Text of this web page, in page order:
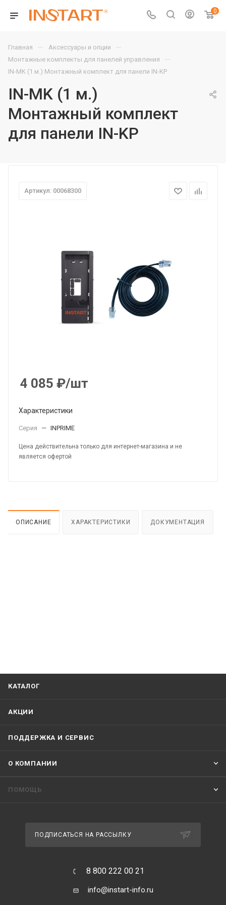
0
Главная — Аксессуары и опции —
Монтажные комплекты для панелей управления —
IN-MK (1 м.) Монтажный комплект для панели IN-KP
IN-MK (1 м.)
Монтажный комплект
для панели IN-KP
Артикул: 00068300
4 085 ₽/шт
Характеристики
Серия — INPRIME
Цена действительна только для интернет-магазина и не
является офертой
ОПИСАНИЕ ХАРАКТЕРИСТИКИ ДОКУМЕНТАЦИЯ
КАТАЛОГ
АКЦИИ
ПОДДЕРЖКА И СЕРВИС
О КОМПАНИИ
ПОМОЩЬ
ПОДПИСАТЬСЯ НА РАССЫЛКУ
8 800 222 00 21
info@instart-info.ru